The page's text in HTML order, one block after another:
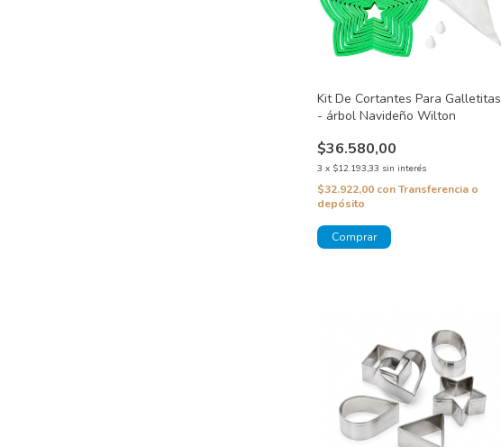
Kit De Cortantes Para Galletitas
- árbol Navideño Wilton
$36.580,00
3 x $12.193,33 sin interés
$32.922,00 con Transferencia o
depósito